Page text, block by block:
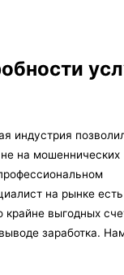
индустрия
на мошеннических
на рынке
крайне выгодных
заработка.